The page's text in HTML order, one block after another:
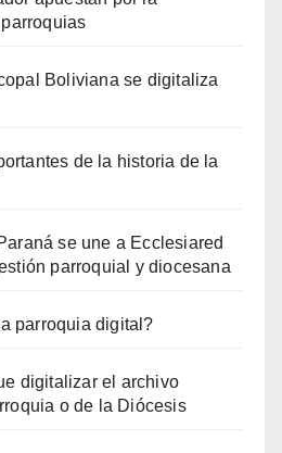
Boliviana se digitaliza
de la historia de la
se une a Ecclesiared
parroquial y diocesana
parroquia digital?
digitalizar el archivo
o de la Diócesis